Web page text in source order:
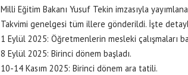
Milli Eğitim Bakanı Yusuf Tekin imzasıyla
Takvimi genelgesi tüm illere gönderildi. İşte
1 Eylül 2025: Öğretmenlerin mesleki çalışmaları
8 Eylül 2025: Birinci dönem başladı.
10-14 Kasım 2025: Birinci dönem ara tatili.